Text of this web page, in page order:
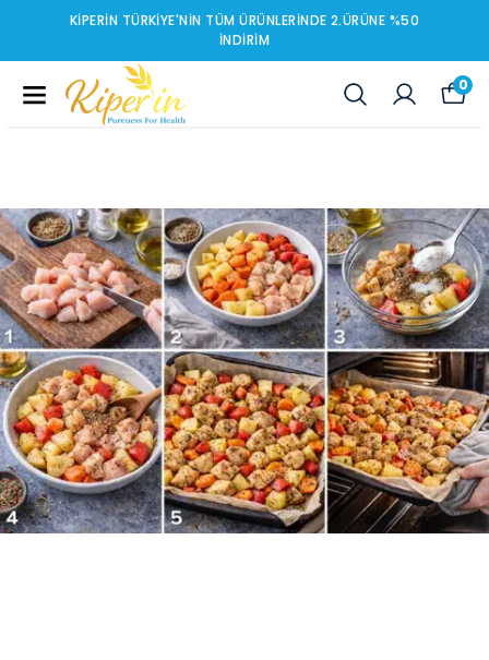
KIPERIN TÜRKIYE'NIN TÜM ÜRÜNLERINDE 2.ÜRÜNE %50
İNDIRIM
0